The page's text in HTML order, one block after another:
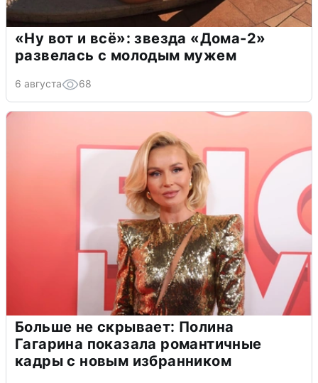
«Ну вот и всё»: звезда «Дома-2»
развелась с молодым мужем
6 августа 68
Больше не скрывает: Полина
Гагарина показала романтичные
кадры с новым избранником